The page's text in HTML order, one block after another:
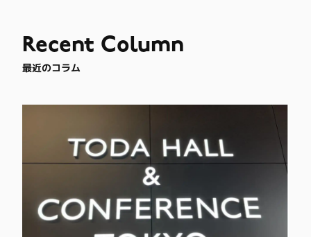
Recent Column
最近のコラム